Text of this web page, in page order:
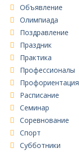
Объявление
Олимпиада
Поздравление
Праздник
Практика
Профессионалы
Профориентация
Расписание
Семинар
Соревнование
Спорт
Субботники